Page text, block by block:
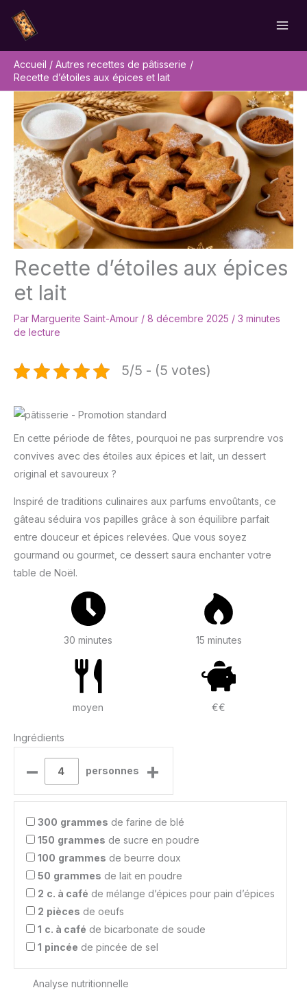
contenu
Accueil
Autres recettes de pâtisserie
Recette d’étoiles aux épices et lait
Recette d’étoiles aux épices
et lait
Par Marguerite Saint-Amour / 8 décembre 2025 / 3 minutes
de lecture
5/5 - (5 votes)
En cette période de fêtes, pourquoi ne pas surprendre vos
convives avec des étoiles aux épices et lait, un dessert
original et savoureux ?
Inspiré de traditions culinaires aux parfums envoûtants, ce
gâteau séduira vos papilles grâce à son équilibre parfait
entre douceur et épices relevées. Que vous soyez
gourmand ou gourmet, ce dessert saura enchanter votre
table de Noël.
30 minutes 15 minutes
moyen €€
Ingrédients
– personnes +
300 grammes de farine de blé
150 grammes de sucre en poudre
100 grammes de beurre doux
50 grammes de lait en poudre
2 c. à café de mélange d’épices pour pain d’épices
2 pièces de oeufs
1 c. à café de bicarbonate de soude
1 pincée de pincée de sel
Analyse nutritionnelle
Rechercher